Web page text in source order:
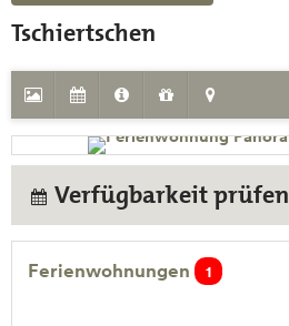
Tschiertschen
Verfügbarkeit prüfen
Ferienwohnungen 1